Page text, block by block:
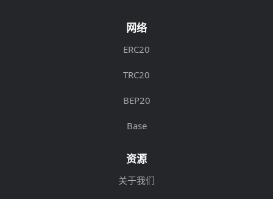
网络
ERC20
TRC20
BEP20
Base
资源
关于我们